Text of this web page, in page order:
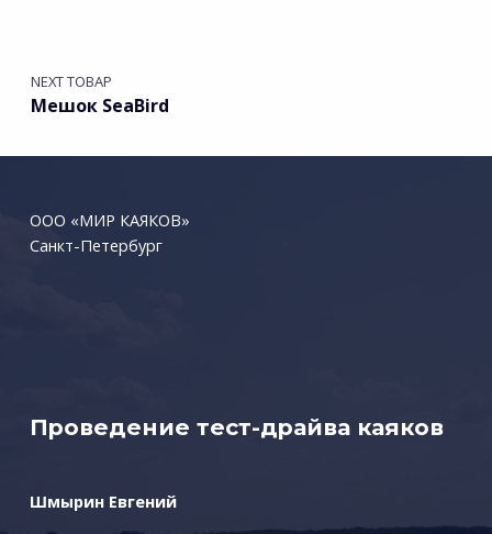
NEXT ТОВАР
Мешок SeaBird
ООО «МИР КАЯКОВ»
Санкт-Петербург
Проведение тест-драйва каяков
Шмырин Евгений